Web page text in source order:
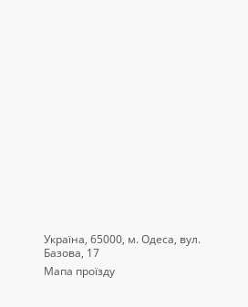
Україна, 65000, м. Одеса, вул.
Базова, 17
Мапа проїзду